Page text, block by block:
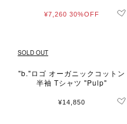
¥7,260 30%OFF
SOLD OUT
"b."ロゴ オーガニックコットン
半袖 Tシャツ "Pulp"
¥14,850